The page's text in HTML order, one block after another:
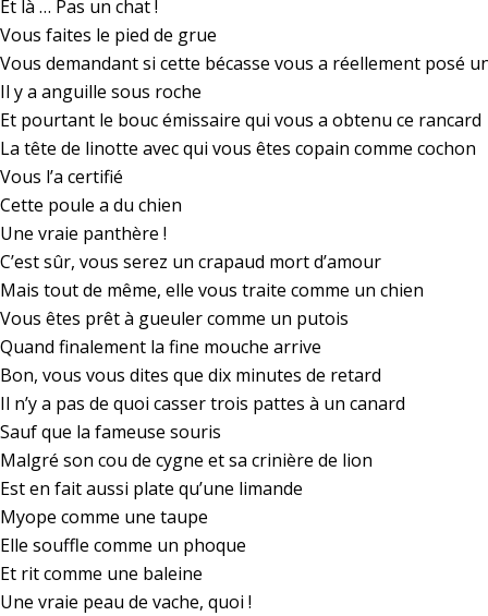
Et là … Pas un chat !
Vous faites le pied de grue
Vous demandant si cette bécasse vous a réellement posé
Il y a anguille sous roche
Et pourtant le bouc émissaire qui vous a obtenu ce rancard
La tête de linotte avec qui vous êtes copain comme cochon
Vous l’a certifié
Cette poule a du chien
Une vraie panthère !
C’est sûr, vous serez un crapaud mort d’amour
Mais tout de même, elle vous traite comme un chien
Vous êtes prêt à gueuler comme un putois
Quand finalement la fine mouche arrive
Bon, vous vous dites que dix minutes de retard
Il n’y a pas de quoi casser trois pattes à un canard
Sauf que la fameuse souris
Malgré son cou de cygne et sa crinière de lion
Est en fait aussi plate qu’une limande
Myope comme une taupe
Elle souffle comme un phoque
Et rit comme une baleine
Une vraie peau de vache, quoi !